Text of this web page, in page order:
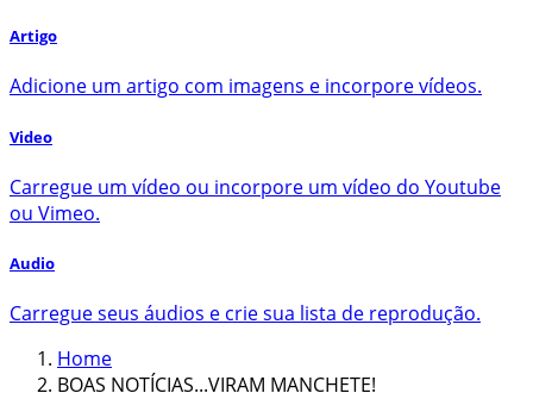
Artigo
Adicione um artigo com imagens e incorpore vídeos.
Video
Carregue um vídeo ou incorpore um vídeo do Youtube
ou Vimeo.
Audio
Carregue seus áudios e crie sua lista de reprodução.
Home
BOAS NOTÍCIAS...VIRAM MANCHETE!